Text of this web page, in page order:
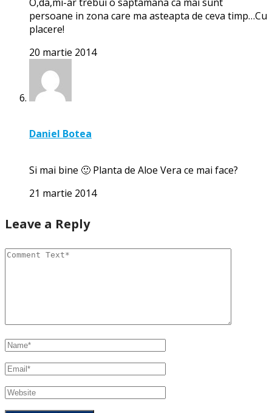
persoane in zona care ma asteapta de ceva timp…Cu
placere!
20 martie 2014
Daniel Botea
Si mai bine 🙂 Planta de Aloe Vera ce mai face?
21 martie 2014
Leave a Reply